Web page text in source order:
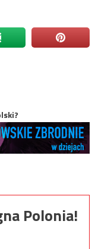
Polonia!